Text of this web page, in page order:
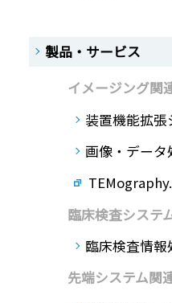
製品・サービス
イメージング関
装置機能拡張
画像・データ
臨床検査システ
臨床検査情報
先端システム関